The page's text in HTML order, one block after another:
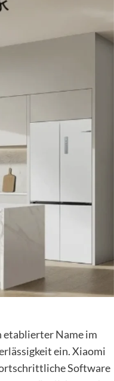
etablierter Name im
ein. Xiaomi
Software